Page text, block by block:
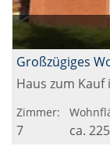
Großzügiges
Haus zum
Zimmer:
7 ca.